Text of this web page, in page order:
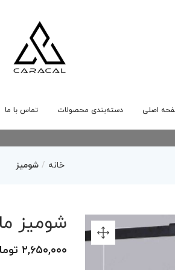
اصلی دسته‌بندی محصولات تماس با ما
خانه شومیز
شومیز
۲,۶۵۰,۰۰۰